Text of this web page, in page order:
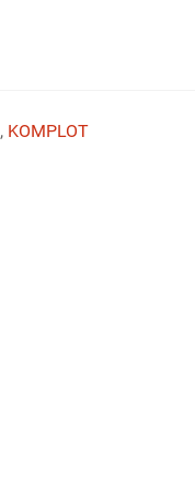
, KOMPLOT